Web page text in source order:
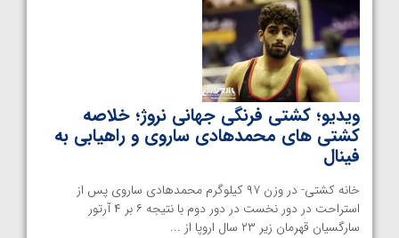
ویدیو؛ کشتی فرنگی جهانی نروژ؛ خلاصه
کشتی های محمدهادی ساروی و راهیابی به
فینال
خانه کشتی- در وزن ۹۷ کیلوگرم محمدهادی ساروی پس از
استراحت در دور نخست در دور دوم با نتیجه ۶ بر ۴ آرتور
سارگسیان قهرمان زیر ۲۳ سال اروپا از ...